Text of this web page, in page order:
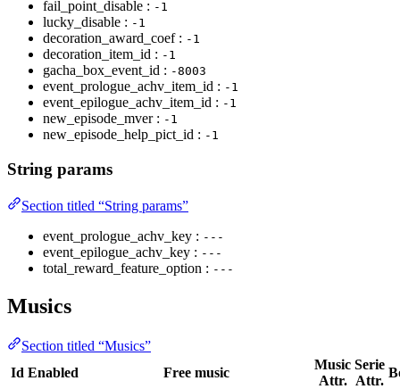
fail_point_disable : -1
lucky_disable : -1
decoration_award_coef : -1
decoration_item_id : -1
gacha_box_event_id : -8003
event_prologue_achv_item_id : -1
event_epilogue_achv_item_id : -1
new_episode_mver : -1
new_episode_help_pict_id : -1
String params
Section titled “String params”
event_prologue_achv_key : ---
event_epilogue_achv_key : ---
total_reward_feature_option : ---
Musics
Section titled “Musics”
Id Enabled Free music
Music
Attr.
Serie
Attr.